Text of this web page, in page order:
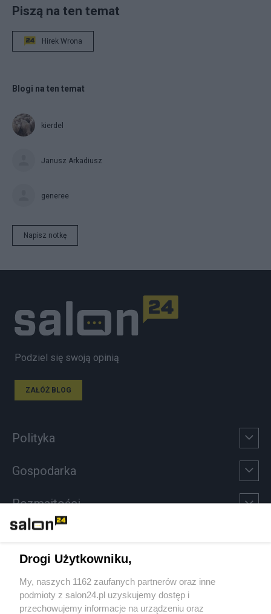
Piszą na ten temat
Hirek Wrona
Blogi na ten temat
kierdel
Janusz Arkadiusz
generee
Napisz notkę
Podziel się swoją opinią
ZAŁÓŻ BLOG
Polityka
Gospodarka
Rozmaitości
Sport
Społeczeństwo
Drogi Użytkowniku,
My, naszych 1162 zaufanych partnerów oraz inne
podmioty z salon24.pl uzyskujemy dostęp i
przechowujemy informacje na urządzeniu oraz